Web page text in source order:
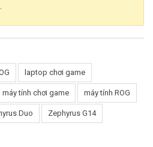
laptop chơi game
máy tính chơi game máy tính ROG
Duo Zephyrus G14